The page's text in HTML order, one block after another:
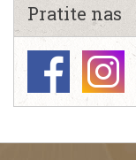
Pratite nas